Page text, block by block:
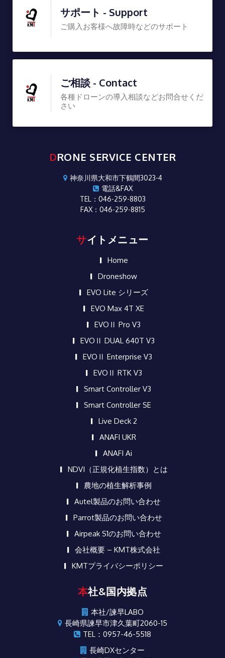
サポート - Support
ご購入お客様へ故障時などのサポート
ご相談 - Contact
各種ドローンの導入相談などお問合せくだ
さい
DRONE SERVICE CENTER
神奈川県大和市下鶴間3023-4
電話&FAX
TEL：046-259-8803
FAX：046-259-8815
サイトメニュー
Home
Droneshow
EVO Lite シリーズ
EVO Max 4T XE
EVOⅡ Pro V3
EVOⅡ DUAL 640T V3
EVOⅡ Enterprise V3
EVOⅡ RTK V3
Smart Controller V3
Smart Controller SE
Live Deck 2
ANAFI UKR
ANAFI Ai
NDVI（正規化植生指数）とは
農地の植生解析事例
Autel製品のお問い合わせ
Parrot製品のお問い合わせ
Airpeak S1のお問い合わせ
会社概要 – KMT株式会社
KMTプライバシーポリシー
本社&国内拠点
本社/諫早LABO
長崎県諫早市津久葉町2060-15
TEL：0957-46-5518
長崎DXセンター